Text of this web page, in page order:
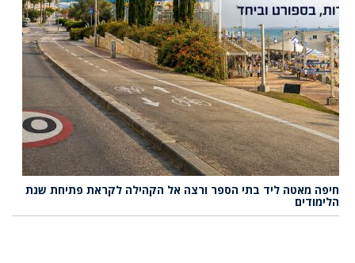
חיפה מאטה ליד בתי הספר ורצה אל הקהילה לקראת פתיחת שנת
הלימודים